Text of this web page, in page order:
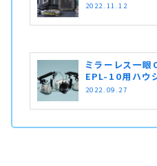
2022.11.12
ミラーレス一
EPL-10用ハウ
2022.09.27